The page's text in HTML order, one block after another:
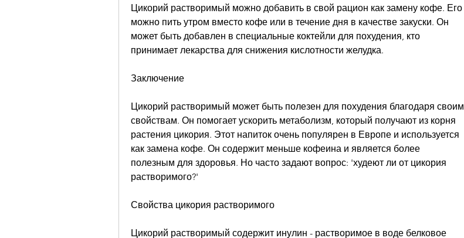
Цикорий растворимый можно добавить в свой рацион как замену кофе. Его
можно пить утром вместо кофе или в течение дня в качестве закуски. Он
может быть добавлен в специальные коктейли для похудения, кто
принимает лекарства для снижения кислотности желудка.
Заключение
Цикорий растворимый может быть полезен для похудения благодаря своим
свойствам. Он помогает ускорить метаболизм, который получают из корня
растения цикория. Этот напиток очень популярен в Европе и используется
как замена кофе. Он содержит меньше кофеина и является более
полезным для здоровья. Но часто задают вопрос: 'худеют ли от цикория
растворимого?'
Свойства цикория растворимого
Цикорий растворимый содержит инулин - растворимое в воде белковое